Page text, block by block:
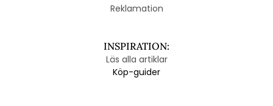
Reklamation
INSPIRATION:
Läs alla artiklar
Köp-guider